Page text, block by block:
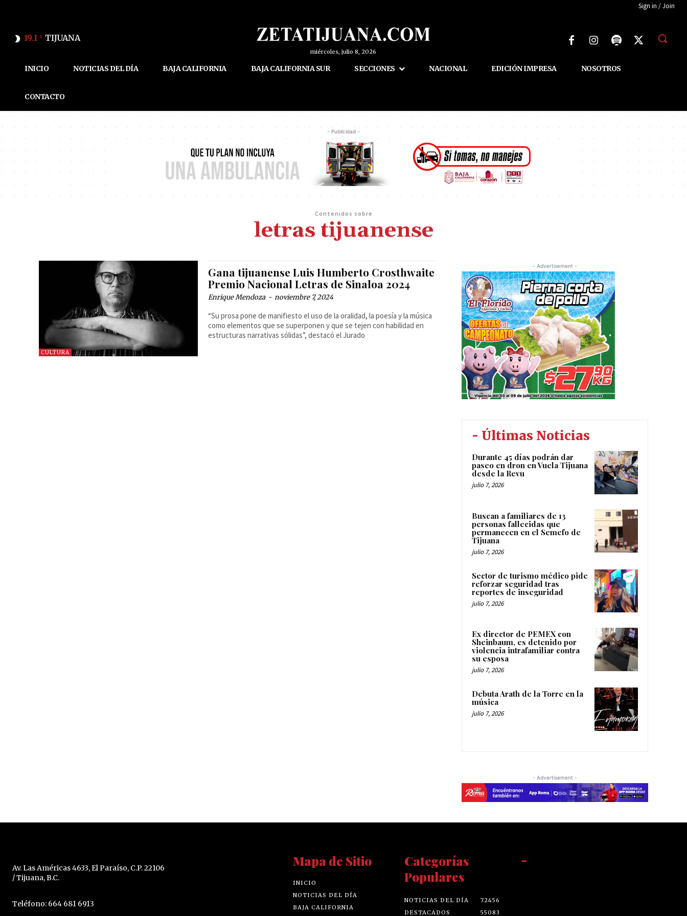
Sign in / Join
19.1 C TIJUANA
miércoles, julio 8, 2026
INICIO NOTICIAS DEL DÍA BAJA CALIFORNIA BAJA CALIFORNIA SUR SECCIONES NACIONAL EDICIÓN IMPRESA NOSOTROS
CONTACTO
- Publicidad -
Contenidos sobre
letras tijuanense
CULTURA
Gana tijuanense Luis Humberto Crosthwaite
Premio Nacional Letras de Sinaloa 2024
Enrique Mendoza - noviembre 7, 2024
“Su prosa pone de manifiesto el uso de la oralidad, la poesía y la música
como elementos que se superponen y que se tejen con habilidad en
estructuras narrativas sólidas”, destacó el Jurado
- Advertisement -
- Últimas Noticias
Durante 45 días podrán dar
paseo en dron en Vuela Tijuana
desde la Revu
julio 7, 2026
Buscan a familiares de 13
personas fallecidas que
permanecen en el Semefo de
Tijuana
julio 7, 2026
Sector de turismo médico pide
reforzar seguridad tras
reportes de inseguridad
julio 7, 2026
Ex director de PEMEX con
Sheinbaum, es detenido por
violencia intrafamiliar contra
su esposa
julio 7, 2026
Debuta Arath de la Torre en la
música
julio 7, 2026
- Advertisement -
Av. Las Américas 4633, El Paraíso, C.P. 22106
/ Tijuana, B.C.
Teléfono: 664 681 6913
Mapa de Sitio
INICIO
NOTICIAS DEL DÍA
BAJA CALIFORNIA
Categorías
Populares
NOTICIAS DEL DÍA
72456
DESTACADOS
55083
-